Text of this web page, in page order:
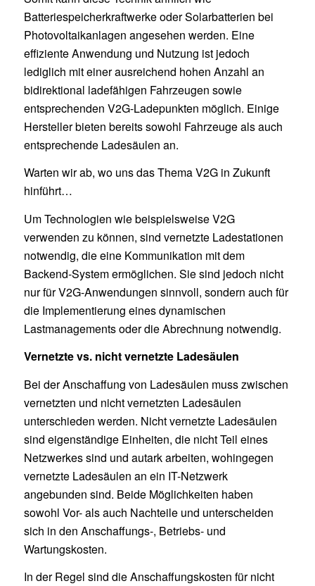
Batteriespeicherkraftwerke oder Solarbatterien bei
Photovoltaikanlagen angesehen werden. Eine
effiziente Anwendung und Nutzung ist jedoch
lediglich mit einer ausreichend hohen Anzahl an
bidirektional ladefähigen Fahrzeugen sowie
entsprechenden V2G-Ladepunkten möglich. Einige
Hersteller bieten bereits sowohl Fahrzeuge als auch
entsprechende Ladesäulen an.
Warten wir ab, wo uns das Thema V2G in Zukunft
hinführt…
Um Technologien wie beispielsweise V2G
verwenden zu können, sind vernetzte Ladestationen
notwendig, die eine Kommunikation mit dem
Backend-System ermöglichen. Sie sind jedoch nicht
nur für V2G-Anwendungen sinnvoll, sondern auch für
die Implementierung eines dynamischen
Lastmanagements oder die Abrechnung notwendig.
Vernetzte vs. nicht vernetzte Ladesäulen
Bei der Anschaffung von Ladesäulen muss zwischen
vernetzten und nicht vernetzten Ladesäulen
unterschieden werden. Nicht vernetzte Ladesäulen
sind eigenständige Einheiten, die nicht Teil eines
Netzwerkes sind und autark arbeiten, wohingegen
vernetzte Ladesäulen an ein IT-Netzwerk
angebunden sind. Beide Möglichkeiten haben
sowohl Vor- als auch Nachteile und unterscheiden
sich in den Anschaffungs-, Betriebs- und
Wartungskosten.
In der Regel sind die Anschaffungskosten für nicht